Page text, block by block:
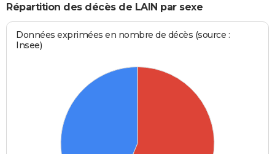
Répartition des décès de LAIN par sexe
Données exprimées en nombre de décès (source :
Insee)